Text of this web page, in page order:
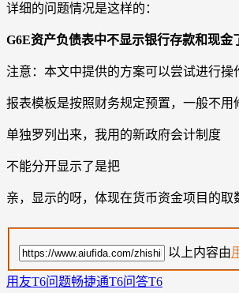
详细的问题情况是这样的：
G6E资产负债表中不显示银行存款和现金
注意：本文中提供的方案可以尝试进行操
报表模板是按照财务规定预置，一般不用
单独罗列出来，我用的新政府会计制度
不能分开显示了是把
亲，显示的呀，体现在货币资金项目的取
以上内容由
用友T6问题畅捷通T6问答T6